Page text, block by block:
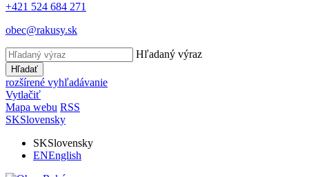
+421 524 684 271
obec@rakusy.sk
Hľadaný výraz
Hľadať
rozšírené vyhľadávanie
Vytlačiť
Mapa webu RSS
SKSlovensky
SKSlovensky
ENEnglish